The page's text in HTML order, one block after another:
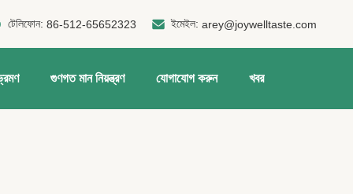
টেলিফোন:86-512-65652323 ইমেইল:arey@joywelltaste.com
গুণগত মান নিয়ন্ত্রণ যোগাযোগ করুন খবর